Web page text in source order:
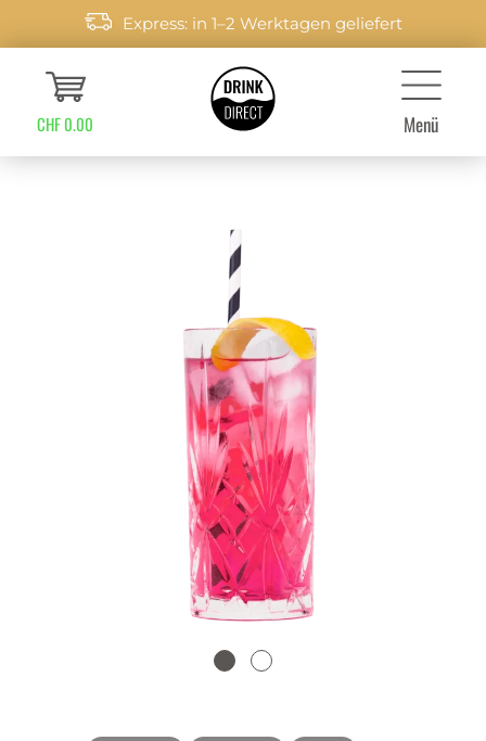
Express: in 1–2 Werktagen geliefert
CHF 0.00 Menü